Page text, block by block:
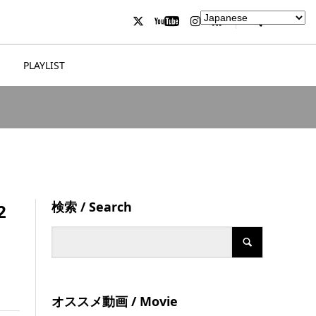
PLAYLIST
検索 / Search
オススメ動画 / Movie